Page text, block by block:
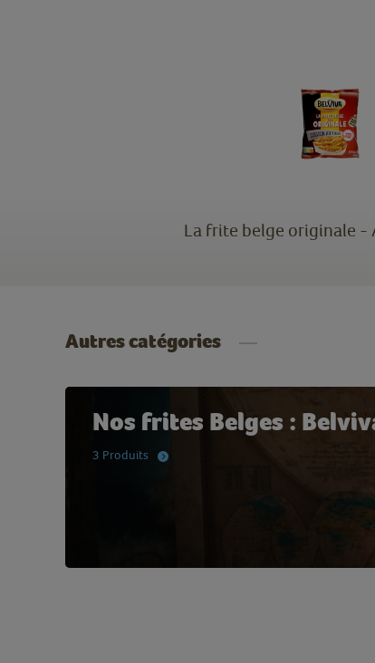
La frite belge originale -
Autres catégories
Nos frites Belges :
3 Produits